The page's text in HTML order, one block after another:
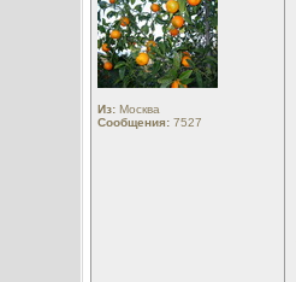
Из:Москва
Сообщения:7527